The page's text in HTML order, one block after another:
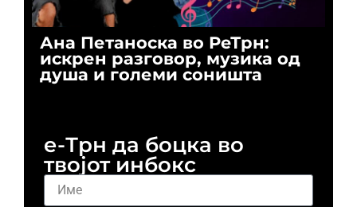
Ана Петаноска во РеТрн:
искрен разговор, музика од
душа и големи соништа
е-Трн да боцка во
твојот инбокс